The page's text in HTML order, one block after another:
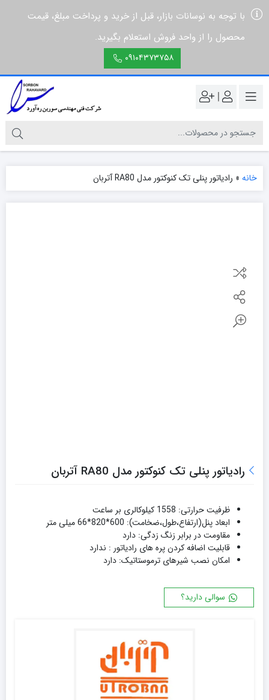
با توجه به نوسانات بازار، قبل از خرید و پرداخت مبلغ، قیمت
محصول را از واحد فروش استعلام بگیرید.
۰۹۱۰۴۳۷۳۷۵۸
|
خانه » رادیاتور پنلی تک کنوکتور مدل RA80 آتربان
رادیاتور پنلی تک کنوکتور مدل RA80 آتربان
ظرفیت حرارتی: 1558 کیلوکالری بر ساعت
ابعاد پنل(ارتفاع،طول،ضخامت): 600*820*66 میلی متر
مقاومت در برابر زنگ زدگی: دارد
قابلیت اضافه کردن پره های رادیاتور : ندارد
امکان نصب شیرهای ترموستاتیک: دارد
سوالی دارید؟